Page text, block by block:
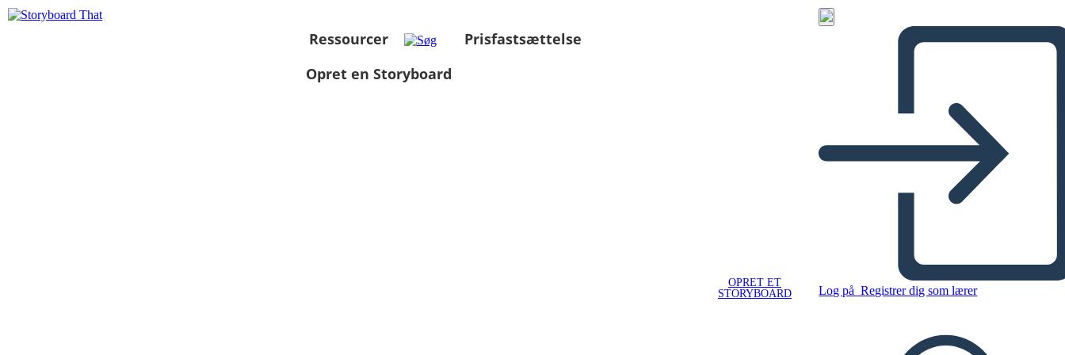
Ressourcer
Prisfastsættelse
Opret en Storyboard
OPRET ET
STORYBOARD
Log på Registrer dig som lærer